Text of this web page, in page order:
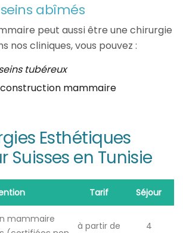
abîmés
peut aussi être une chirurgie
nos cliniques, vous pouvez :
tubéreux
mammaire
Esthétiques
Suisses en Tunisie
Tarif Séjour
mammaire
à partir de
4